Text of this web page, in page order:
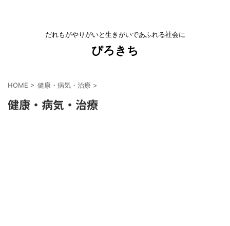
だれもがやりがいと生きがいであふれる社会に
ぴろきち
HOME > 健康・病気・治療 >
健康・病気・治療